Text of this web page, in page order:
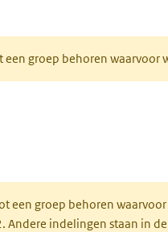
groep behoren waarvoor
een groep behoren
Andere indelingen staan in